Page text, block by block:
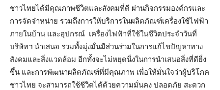
ชาวไทยได้มีคุณภาพชีวิตและสังคมที่ดี ผ่านกิจกรรมองค์กรและ
การจัดจำหน่าย รวมถึงการให้บริการในผลิตภัณฑ์เครื่องใช้ไฟฟ้า
ภายในบ้าน และอุปกรณ์ เครื่องไฟฟ้าที่ใช้ในชีวิตประจำวันที่
บริษัทฯ นำเสนอ รวมทั้งมุ่งมั่นมีส่วนร่วมในการแก้ไขปัญหาทาง
สังคมและสิ่งแวดล้อม อีกทั้งจะไม่หยุดนิ่งในการนำเสนอสิ่งที่ดียิ่ง
ขึ้น และการพัฒนาผลิตภัณฑ์ที่มีคุณภาพ เพื่อให้มั่นใจว่าผู้บริโภค
ชาวไทย จะสามารถใช้ชีวิตได้ด้วยความมั่นคง ปลอดภัย สะดวก